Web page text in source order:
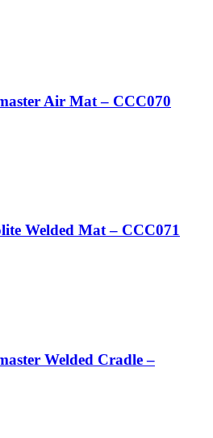
Air Mat – CCC070
Welded Mat – CCC071
Welded Cradle –